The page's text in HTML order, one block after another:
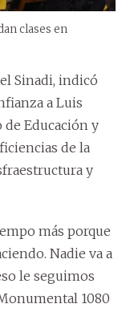
clases en
Sinadi, indicó
a Luis
Educación y
de la
y
más porque
Nadie va a
le seguimos
1080